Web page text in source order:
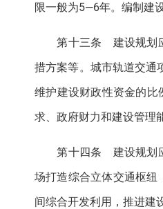
限一般为5—6年。编制建
第十三条 建设规划应
措方案等。城市轨道交通
维护建设财政性资金的比
求、政府财力和建设管理
第十四条 建设规划应
场打造综合立体交通枢纽
间综合开发利用，推进建